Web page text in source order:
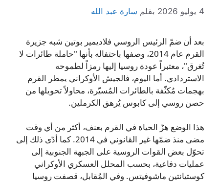
4 يوليو 2026 بقلم سارة عبد الله
بعد أن ضمّ الرئيس الروسي فلاديمير بوتين شبه جزيرة
القرم عام 2014، وصفها باحتفاله بأنها "حاملة طائرات لا
تُغرق"، معتبراً عودة روسيا إليها رمزاً لطموحه
الاستردادي. أما اليوم، فالجيش الأوكراني يمطر القرم
بهجمات مُكثّفة بالطائرات المُسيّرة، محاولاً تحويلها من
حصن روسي إلى كابوس يُرهق الكرملين.
هذا الوضع هزّ الحياة في القرم بعنف، أكثر من أي وقت
مضى منذ ضمّها غير القانوني في 2014. كما أدّى ذلك إلى
تحوّل بعض القوات الروسية على الجبهة الجنوبية إلى
عمليات دفاعية، بحسب المحلل العسكري الأوكراني
كوستيانتين ماشوفيتس. وفي المُقابل، قصفت روسيا